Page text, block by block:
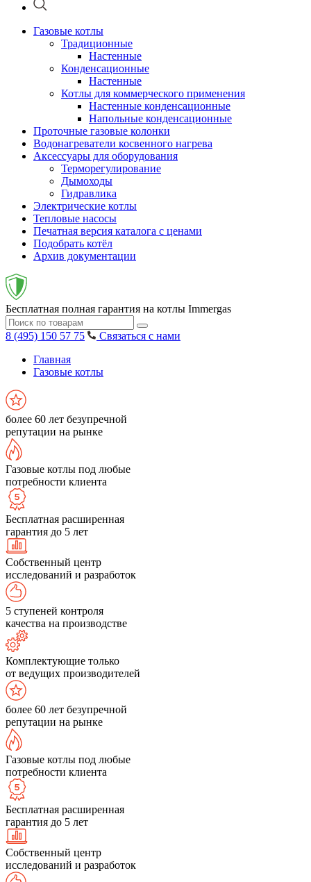
Газовые котлы
Традиционные
Настенные
Конденсационные
Настенные
Котлы для коммерческого применения
Настенные конденсационные
Напольные конденсационные
Проточные газовые колонки
Водонагреватели косвенного нагрева
Аксессуары для оборудования
Терморегулирование
Дымоходы
Гидравлика
Электрические котлы
Тепловые насосы
Печатная версия каталога с ценами
Подобрать котёл
Архив документации
Бесплатная полная гарантия на котлы Immergas
8 (495) 150 57 75
Связаться с нами
Главная
Газовые котлы
более 60 лет безупречной
репутации на рынке
Газовые котлы под любые
потребности клиента
Бесплатная расширенная
гарантия до 5 лет
Собственный центр
исследований и разработок
5 ступеней контроля
качества на производстве
Комплектующие только
от ведущих производителей
более 60 лет безупречной
репутации на рынке
Газовые котлы под любые
потребности клиента
Бесплатная расширенная
гарантия до 5 лет
Собственный центр
исследований и разработок